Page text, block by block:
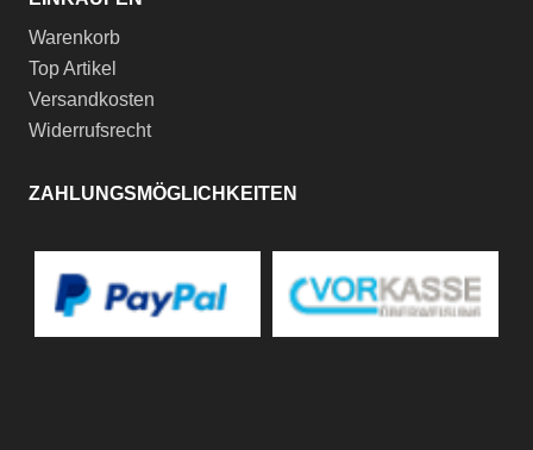
Warenkorb
Top Artikel
Versandkosten
Widerrufsrecht
ZAHLUNGSMÖGLICHKEITEN